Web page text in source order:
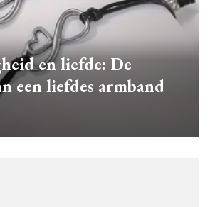
en liefde: De
een liefdes armband